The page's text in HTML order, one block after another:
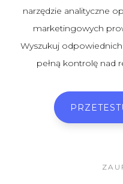
narzędzie analityczne
marketingowych
Wyszukuj
pełną kontrolę nad